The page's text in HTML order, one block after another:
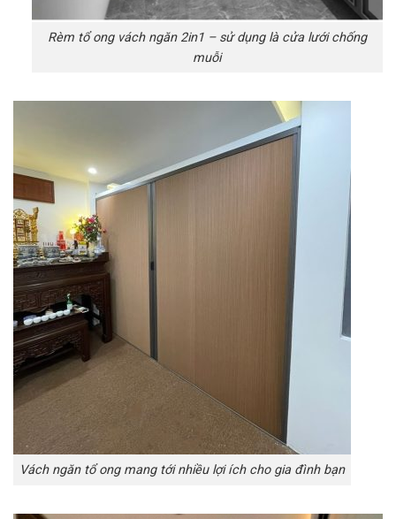
Rèm tổ ong vách ngăn 2in1 – sử dụng là cửa lưới chống
muỗi
Vách ngăn tổ ong mang tới nhiều lợi ích cho gia đình bạn